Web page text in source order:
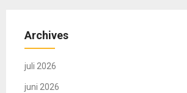
Archives
juli 2026
juni 2026